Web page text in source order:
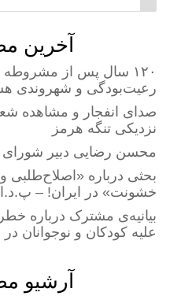
آخرین
۱۲۰ سال پس از
رعیت‌بودگی و شهروندی
صدای انفجار و مشاهده
نزدیکی تنگه هرمز
محسن رضایی دبیر
بحثی درباره «اصلاح‌طلبی
خشونت» در ایران! –
بیانیه‌ی مشترک درباره
علیه کودکان و نوجوانان
آرشیو